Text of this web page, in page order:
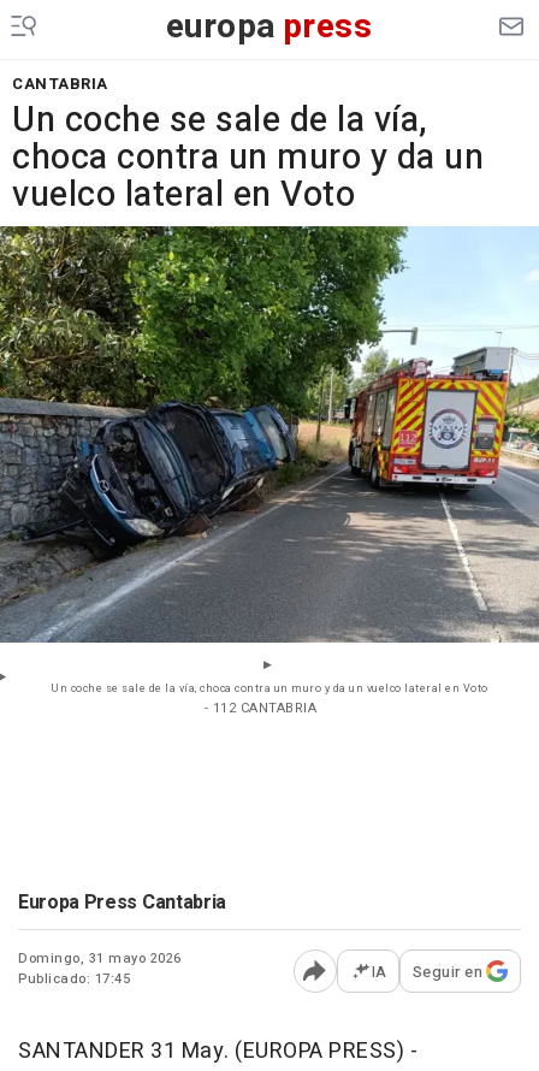
europa press
CANTABRIA
Un coche se sale de la vía,
choca contra un muro y da un
vuelco lateral en Voto
Un coche se sale de la vía, choca contra un muro y da un vuelco lateral en Voto
- 112 CANTABRIA
Europa Press Cantabria
Domingo, 31 mayo 2026
Publicado: 17:45
Abrir opciones para
IA Seguir en
SANTANDER 31 May. (EUROPA PRESS) -